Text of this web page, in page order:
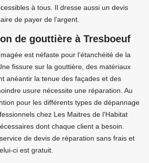
à tous. Il dresse aussi un devis
de payer de l'argent.
de gouttière à Tresboeuf
est néfaste pour l’étanchéité de la
fissure sur la gouttière, des matériaux
anéantir la tenue des façades et des
usure nécessite une réparation. Au
pour les différents types de dépannage
chez Les Maitres de l'Habitat
dont chaque client a besoin.
de devis de réparation sans frais et
ci est gratuit.